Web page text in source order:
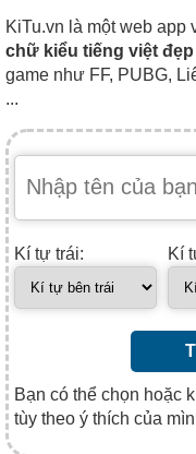
KiTu.vn là một web app
chữ kiểu tiếng việt đẹp
game như FF, PUBG,
...
Kí tự trái: Kí
Bạn có thể chọn hoặc
tùy theo ý thích của